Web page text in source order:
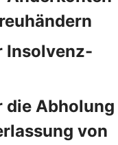
Insolvenz-
die Abholung
von